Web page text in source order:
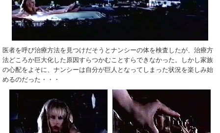
医者を呼び治療方法を見つけだそうとナンシーの体を検査したが、治療方
法どころか巨大化した原因すらつかむことすらできなかった。しかし家族
の心配をよそに、ナンシーは自分が巨人となってしまった状況を楽しみ始
めるのだった・・・